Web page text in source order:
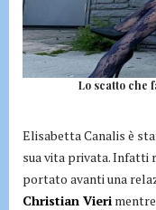
Lo scatto che
Elisabetta Canalis è
sua vita privata. Infatti
portato avanti una
Christian Vieri